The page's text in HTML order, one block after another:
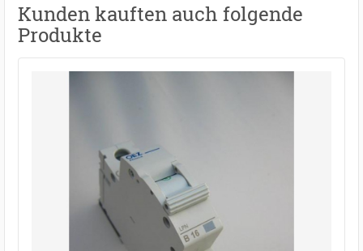
Kunden kauften auch folgende
Produkte